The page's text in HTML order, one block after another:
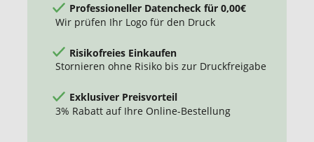
Professioneller Datencheck für 0,00€
Wir prüfen Ihr Logo für den Druck
Risikofreies Einkaufen
Stornieren ohne Risiko bis zur Druckfreigabe
Exklusiver Preisvorteil
3% Rabatt auf Ihre Online-Bestellung